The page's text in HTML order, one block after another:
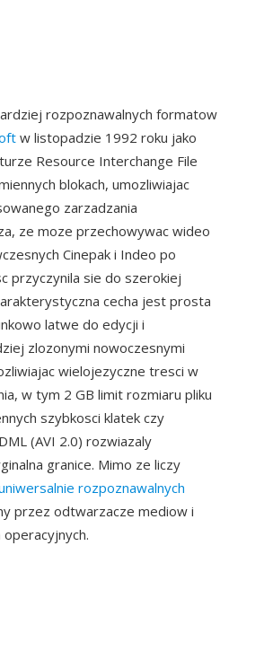
rozpoznawalnych formatow
w listopadzie 1992 roku jako
Resource Interchange File
blokach, umozliwiajac
zarzadzania
ze moze przechowywac wideo
Cinepak i Indeo po
przyczynila sie do szerokiej
cecha jest prosta
latwe do edycji i
zlozonymi nowoczesnymi
wielojezyczne tresci w
w tym 2 GB limit rozmiaru pliku
szybkosci klatek czy
(AVI 2.0) rozwiazaly
granice. Mimo ze liczy
rozpoznawalnych
przez odtwarzacze mediow i